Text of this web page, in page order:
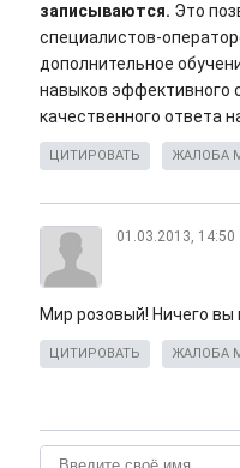
записываются. Это
специалистов-
дополнительное
навыков эффективного
качественного ответа
ЦИТИРОВАТЬ ЖАЛОБА
01.03.2013, 14:50
Мир розовый! Ничего вы
ЦИТИРОВАТЬ ЖАЛОБА